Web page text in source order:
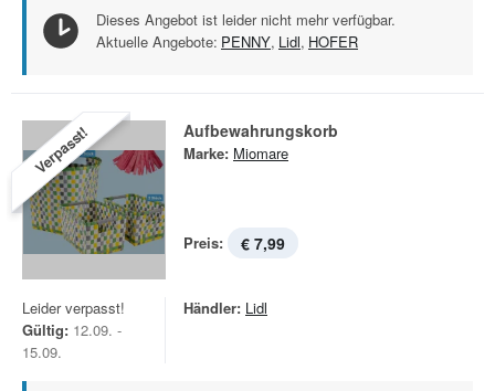
Dieses Angebot ist leider nicht mehr verfügbar.
Aktuelle Angebote: PENNY, Lidl, HOFER
Verpasst! Aufbewahrungskorb
Marke: Miomare
Preis: € 7,99
Leider verpasst!
Gültig: 12.09. -
15.09.
Händler: Lidl